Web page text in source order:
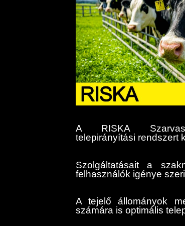
A RISKA
telepirányítási rendszert
Szolgáltatásait a
felhasználók igénye
A tejelő állományok
számára is optimális